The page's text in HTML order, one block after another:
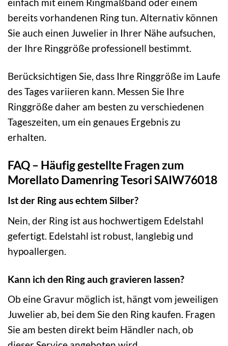
bereits vorhandenen Ring tun. Alternativ können
Sie auch einen Juwelier in Ihrer Nähe aufsuchen,
der Ihre Ringgröße professionell bestimmt.
Berücksichtigen Sie, dass Ihre Ringgröße im Laufe
des Tages variieren kann. Messen Sie Ihre
Ringgröße daher am besten zu verschiedenen
Tageszeiten, um ein genaues Ergebnis zu
erhalten.
FAQ – Häufig gestellte Fragen zum
Morellato Damenring Tesori SAIW76018
Ist der Ring aus echtem Silber?
Nein, der Ring ist aus hochwertigem Edelstahl
gefertigt. Edelstahl ist robust, langlebig und
hypoallergen.
Kann ich den Ring auch gravieren lassen?
Ob eine Gravur möglich ist, hängt vom jeweiligen
Juwelier ab, bei dem Sie den Ring kaufen. Fragen
Sie am besten direkt beim Händler nach, ob